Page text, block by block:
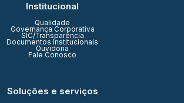
Institucional
Qualidade
Governança Corporativa
SIC/Transparência
Documentos Institucionais
Ouvidoria
Fale Conosco
Soluções e serviços